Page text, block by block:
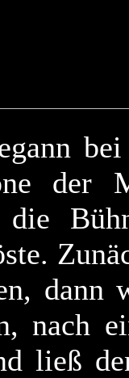
der
die
dann
nach
ließ